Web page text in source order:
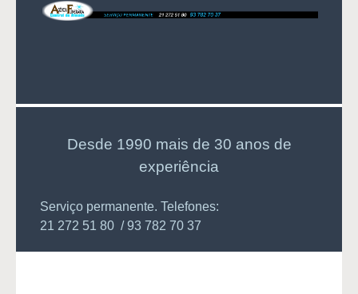
Desde 1990 mais de 30 anos de
experiência
Serviço permanente. Telefones:
21 272 51 80 / 93 782 70 37